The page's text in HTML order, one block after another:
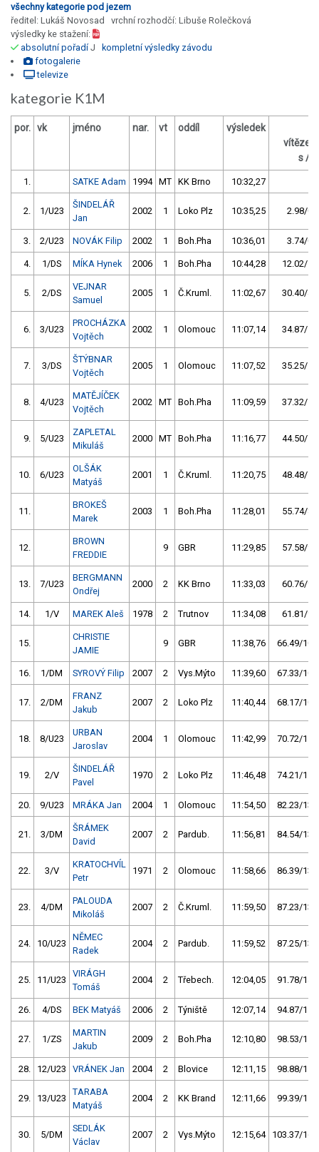
všechny kategorie pod jezem
ředitel: Lukáš Novosad vrchní rozhodčí: Libuše Rolečková
výsledky ke stažení:
absolutní pořadíJ
kompletní výsledky závodu
fotogalerie
televize
kategorie K1M
por. vk jméno nar. vt oddíl výsledek
vítězem
s / %
1. SATKE Adam 1994 MT KK Brno 10:32,27
2. 1/U23
ŠINDELÁŘ
Jan
2002 1 Loko Plz 10:35,25 2.98/0,5
3. 2/U23 NOVÁK Filip 2002 1 Boh.Pha 10:36,01 3.74/0,6
4. 1/DS MÍKA Hynek 2006 1 Boh.Pha 10:44,28 12.02/1,9
5. 2/DS
VEJNAR
Samuel
2005 1 Č.Kruml. 11:02,67 30.40/4,8
6. 3/U23
PROCHÁZKA
Vojtěch
2002 1 Olomouc 11:07,14 34.87/5,5
7. 3/DS
ŠTÝBNAR
Vojtěch
2005 1 Olomouc 11:07,52 35.25/5,6
8. 4/U23
MATĚJÍČEK
Vojtěch
2002 MT Boh.Pha 11:09,59 37.32/5,9
9. 5/U23
ZAPLETAL
Mikuláš
2000 MT Boh.Pha 11:16,77 44.50/7,0
10. 6/U23
OLŠÁK
Matyáš
2001 1 Č.Kruml. 11:20,75 48.48/7,7
11.
BROKEŠ
Marek
2003 1 Boh.Pha 11:28,01 55.74/8,8
12.
BROWN
FREDDIE
9 GBR 11:29,85 57.58/9,1
13. 7/U23
BERGMANN
Ondřej
2000 2 KK Brno 11:33,03 60.76/9,6
14. 1/V MAREK Aleš 1978 2 Trutnov 11:34,08 61.81/9,8
15.
CHRISTIE
JAMIE
9 GBR 11:38,76 66.49/10,5
16. 1/DM SYROVÝ Filip 2007 2 Vys.Mýto 11:39,60 67.33/10,6
17. 2/DM
FRANZ
Jakub
2007 2 Loko Plz 11:40,44 68.17/10,8
18. 8/U23
URBAN
Jaroslav
2004 1 Olomouc 11:42,99 70.72/11,2
19. 2/V
ŠINDELÁŘ
Pavel
1970 2 Loko Plz 11:46,48 74.21/11,7
20. 9/U23 MRÁKA Jan 2004 1 Olomouc 11:54,50 82.23/13,0
21. 3/DM
ŠRÁMEK
David
2007 2 Pardub. 11:56,81 84.54/13,4
22. 3/V
KRATOCHVÍL
Petr
1971 2 Olomouc 11:58,66 86.39/13,7
23. 4/DM
PALOUDA
Mikoláš
2007 2 Č.Kruml. 11:59,50 87.23/13,8
24. 10/U23
NĚMEC
Radek
2004 2 Pardub. 11:59,52 87.25/13,8
25. 11/U23
VIRÁGH
Tomáš
2004 2 Třebech. 12:04,05 91.78/14,5
26. 4/DS BEK Matyáš 2006 2 Týniště 12:07,14 94.87/15,0
27. 1/ZS
MARTIN
Jakub
2009 2 Boh.Pha 12:10,80 98.53/15,6
28. 12/U23 VRÁNEK Jan 2004 2 Blovice 12:11,15 98.88/15,6
29. 13/U23
TARABA
Matyáš
2004 2 KK Brand 12:11,66 99.39/15,7
30. 5/DM
SEDLÁK
Václav
2007 2 Vys.Mýto 12:15,64 103.37/16,3